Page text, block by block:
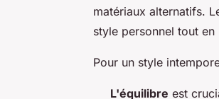
matériaux alternatifs.
style personnel tout
Pour un style
L'équilibre est